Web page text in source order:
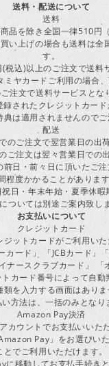
送料・配送について
送料
品を除き全国一律510円
い上げの場合も送料は
す。
税込)以上のご注文で送料
ミヤカードご利用の場合
注文で送料サービスとな
されたクレジットカー
は適用されませんのでご
配送
のご注文で翌営業日の出
ご注文は翌々営業日での
前日・前々日に頂いたご
程度かかることがあります
日・年末年始・夏季休暇
ついては別途ご案内致し
お支払いについて
クレジットカード
ジットカードがご利用いた
カード」 「JCBカード」
ナースクラブカード」 「
カード番号によって自動
類を入力する画面はありま
方法は、一括のみとなり
Amazon Pay決済
カウントでお支払いいた
Pay」をお選びい
とでご利用いただけます。
移動してお支払手続きと